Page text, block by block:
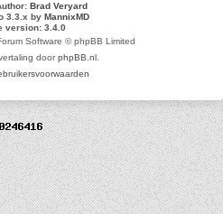
Brad Veryard
3.3.x by MannixMD
version: 3.4.0
Software © phpBB Limited
doorphpBB.nl